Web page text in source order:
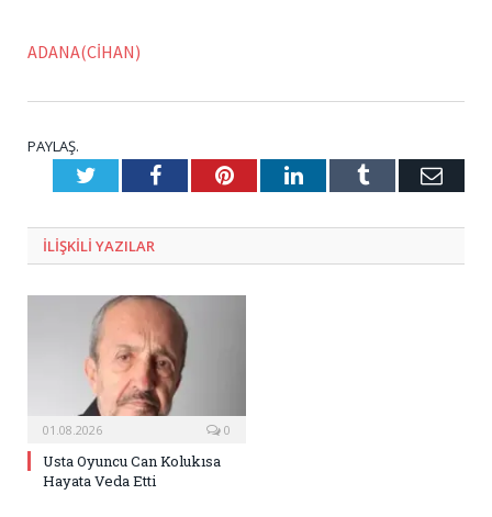
ADANA(CİHAN)
PAYLAŞ.
TwitterFacebookPinterestLinkedInTumblr E-
ILIŞKILI YAZILAR
01.08.2026 0
Usta Oyuncu Can Kolukısa
Hayata Veda Etti